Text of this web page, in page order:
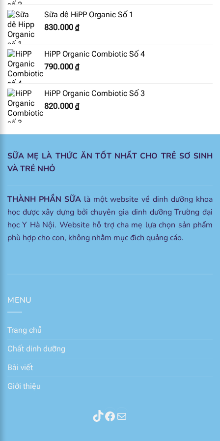
Sữa dê HiPP Organic Số 1
830.000 ₫
HiPP Organic Combiotic Số 4
790.000 ₫
HiPP Organic Combiotic Số 3
820.000 ₫
SỮA MẸ LÀ THỨC ĂN TỐT NHẤT CHO TRẺ SƠ SINH
VÀ TRẺ NHỎ
THÀNH PHẦN SỮA là một website về dinh dưỡng khoa
học được xây dựng bởi chuyên gia dinh dưỡng Trường đại
học Y Hà Nội. Website hỗ trợ cha mẹ lựa chọn sản phẩm
phù hợp cho con, không nhằm mục đich quảng cáo.
MENU
Trang chủ
Chất dinh dưỡng
Bài viết
Giới thiệu
Thành phần sữaFacebook